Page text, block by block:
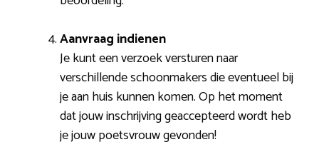
Aanvraag indienen
Je kunt een verzoek versturen naar
verschillende schoonmakers die eventueel bij
je aan huis kunnen komen. Op het moment
dat jouw inschrijving geaccepteerd wordt heb
je jouw poetsvrouw gevonden!